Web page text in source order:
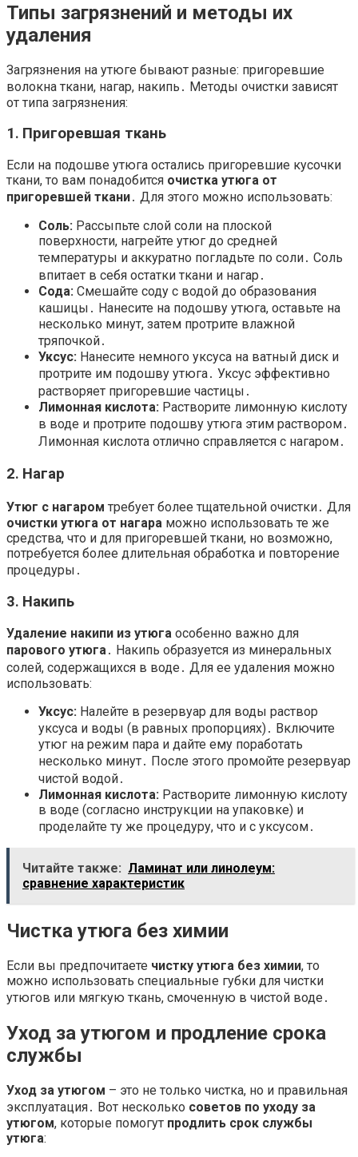
Типы загрязнений и методы их
удаления
Загрязнения на утюге бывают разные: пригоревшие
волокна ткани, нагар, накипь․ Методы очистки зависят
от типа загрязнения:
1․ Пригоревшая ткань
Если на подошве утюга остались пригоревшие кусочки
ткани, то вам понадобится очистка утюга от
пригоревшей ткани․ Для этого можно использовать:
Соль: Рассыпьте слой соли на плоской
поверхности, нагрейте утюг до средней
температуры и аккуратно погладьте по соли․ Соль
впитает в себя остатки ткани и нагар․
Сода: Смешайте соду с водой до образования
кашицы․ Нанесите на подошву утюга, оставьте на
несколько минут, затем протрите влажной
тряпочкой․
Уксус: Нанесите немного уксуса на ватный диск и
протрите им подошву утюга․ Уксус эффективно
растворяет пригоревшие частицы․
Лимонная кислота: Растворите лимонную кислоту
в воде и протрите подошву утюга этим раствором․
Лимонная кислота отлично справляется с нагаром․
2․ Нагар
Утюг с нагаром требует более тщательной очистки․ Для
очистки утюга от нагара можно использовать те же
средства, что и для пригоревшей ткани, но возможно,
потребуется более длительная обработка и повторение
процедуры․
3․ Накипь
Удаление накипи из утюга особенно важно для
парового утюга․ Накипь образуется из минеральных
солей, содержащихся в воде․ Для ее удаления можно
использовать:
Уксус: Налейте в резервуар для воды раствор
уксуса и воды (в равных пропорциях)․ Включите
утюг на режим пара и дайте ему поработать
несколько минут․ После этого промойте резервуар
чистой водой․
Лимонная кислота: Растворите лимонную кислоту
в воде (согласно инструкции на упаковке) и
проделайте ту же процедуру, что и с уксусом․
Читайте также: Ламинат или линолеум:
сравнение характеристик
Чистка утюга без химии
Если вы предпочитаете чистку утюга без химии, то
можно использовать специальные губки для чистки
утюгов или мягкую ткань, смоченную в чистой воде․
Уход за утюгом и продление срока
службы
Уход за утюгом – это не только чистка, но и правильная
эксплуатация․ Вот несколько советов по уходу за
утюгом, которые помогут продлить срок службы
утюга: